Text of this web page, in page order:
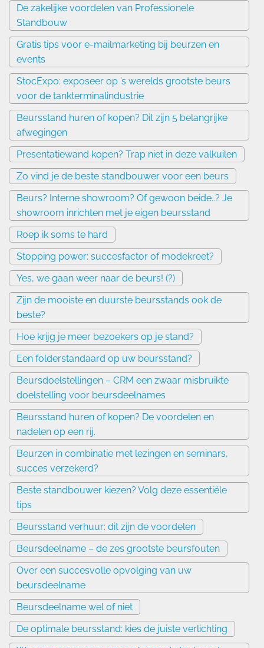
De zakelijke voordelen van Professionele
Standbouw
Gratis tips voor e-mailmarketing bij beurzen en
events
StocExpo: exposeer op ’s werelds grootste beurs
voor de tankterminalindustrie
Beursstand huren of kopen? Dit zijn 5 belangrijke
afwegingen
Presentatiewand kopen? Trap niet in deze valkuilen
Zo vind je de beste standbouwer voor een beurs
Beurs? Interne showroom? Of gewoon beide..? Je
showroom inrichten met je eigen beursstand
Roep ik soms te hard
Stopping power: succesfactor of modekreet?
Yes, we gaan weer naar de beurs! (?)
Zijn de mooiste en duurste beursstands ook de
beste?
Hoe krijg je meer bezoekers op je stand?
Een folderstandaard op uw beursstand?
Beursdoelstellingen – CRM een zwaar misbruikte
doelstelling voor beursdeelnames
Beursstand huren of kopen? De voordelen en
nadelen op een rij.
Beurzen in combinatie met lezingen en seminars,
succes verzekerd?
Beste standbouwer kiezen? Volg deze essentiële
tips
Beursstand verhuur: dit zijn de voordelen
Beursdeelname – de zes grootste beursfouten
Over een succesvolle opvolging van uw
beursdeelname
Beursdeelname wel of niet
De optimale beursstand: kies de juiste verlichting